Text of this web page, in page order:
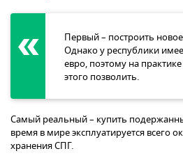
Первый – построить
Однако у республики
евро, поэтому на
этого позволить.
Самый реальный – купить
время в мире эксплуатируется всего
хранения СПГ.